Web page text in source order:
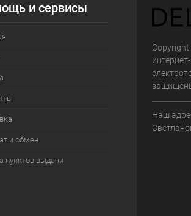
и сервисы
и обмен
пунктов выдачи
Наш